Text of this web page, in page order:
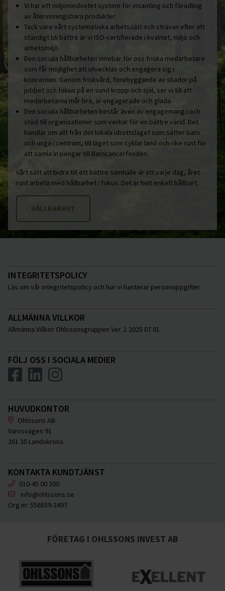
Vi har ett miljömedvetet system för insamling och förädling
av återvinningsbara produkter.
Tack vare vårt systematiska arbetssätt och strävan efter att
ständigt bli bättre är vi ISO-certifierade i kvalitet, miljö och
arbetsmiljö.
Den sociala hållbarheten innebär för oss friska medarbetare
som får möjlighet att utvecklas och engagera sig i
koncernen. Genom friskvård, förebyggande av skador på
jobbet och fokus på en sund kropp och själ, ser vi till att
medarbetarna mår bra, är engagerade och glada.
Den sociala hållbarheten består även av engagemang i och
stöd till organisationer som verkar för en bättre värld. Det
handlar om allt från det lokala idrottslaget som sätter barn
och unga i centrum, till laget som cyklar land och rike runt för
att samla in pengar till Barncancerfonden.
Vårt sätt att bidra till ett bättre samhälle är att varje dag, året
runt arbeta med hållbarhet i fokus. Det är helt enkelt hållbart.
HÅLLBARHET
INTEGRITETSPOLICY
Läs om vår integritetspolicy och hur vi hanterar personuppgifter
ALLMÄNNA VILLKOR
Allmänna Villkor Ohlssonsgruppen Ver. 1 2025 07 01
FÖLJ OSS I SOCIALA MEDIER
HUVUDKONTOR
Ohlssons AB
Varvsvägen 91
261 35 Landskrona
KONTAKTA KUNDTJÄNST
010-45 00 200
info@ohlssons.se
Org.nr: 556559-3497
FÖRETAG I OHLSSONS INVEST AB